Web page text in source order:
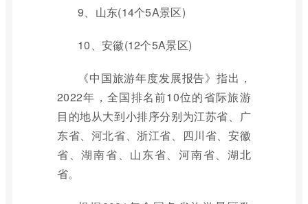
9、山东(14个5A景区)
10、安徽(12个5A景区)
《中国旅游年度发展报告》指出，
2022年，全国排名前10位的省际旅游
目的地从大到小排序分别为江苏省、广
东省、河北省、浙江省、四川省、安徽
省、湖南省、山东省、河南省、湖北
省。